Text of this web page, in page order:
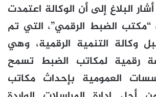
البلاغ إلى أن الوكالة اعتمدت
“مكتب الضبط الرقمي”، التي تم
وكالة التنمية الرقمية، وهي
رقمية لمكاتب الضبط تسمح
العمومية بإحداث مكاتب